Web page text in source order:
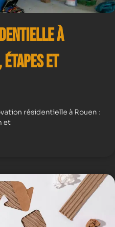
à
Étapes et
résidentielle à Rouen :
et